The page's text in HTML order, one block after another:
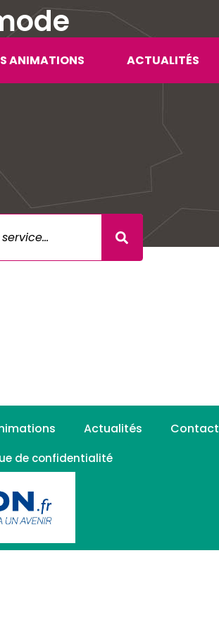
ANIMATIONS ACTUALITÉS
Actualités Contact
de confidentialité